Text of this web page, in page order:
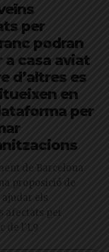
per
podran
a casa aviat
d’altres es
en
per
de Barcelona
proposició de
els
afectats per
de l'L9